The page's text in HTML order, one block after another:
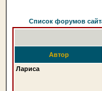
Список форумов
Автор
Лариса